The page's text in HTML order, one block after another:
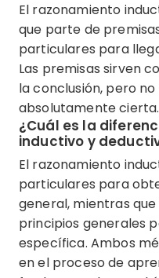
El razonamiento
que parte de
particulares para
Las premisas sirven
la conclusión, pero
absolutamente cierta.
¿Cuál es la
inductivo y
El razonamiento
particulares para
general, mientras
principios generales
específica. Ambos
en el proceso de